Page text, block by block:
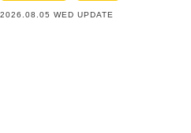
2026.08.05 WED UPDATE